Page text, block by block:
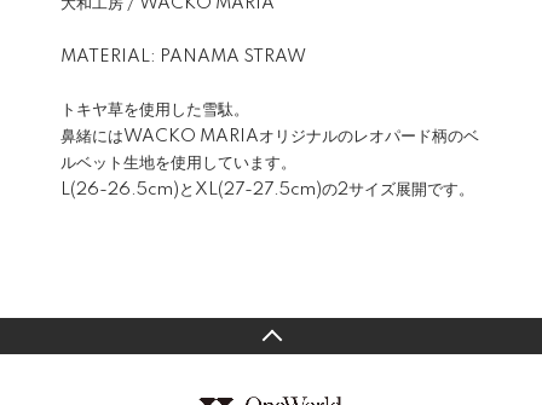
大和工房 / WACKO MARIA
MATERIAL: PANAMA STRAW
トキヤ草を使用した雪駄。
鼻緒にはWACKO MARIAオリジナルのレオパード柄のベ
ルベット生地を使用しています。
L(26-26.5cm)とXL(27-27.5cm)の2サイズ展開です。